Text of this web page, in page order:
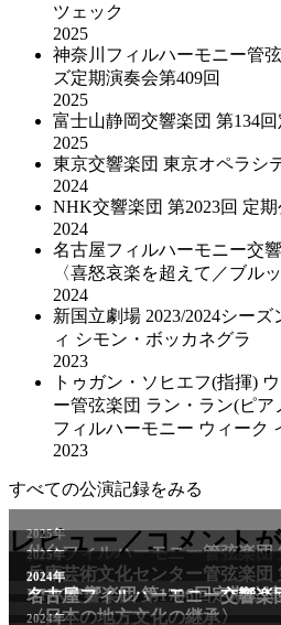
ツェック
2025
神奈川フィルハーモニー管
ズ定期演奏会第409回
2025
富士山静岡交響楽団 第134
2025
東京交響楽団 東京オペラシ
2024
NHK交響楽団 第2023回 定
2024
名古屋フィルハーモニー交
〈喜怒哀楽を超えて／ブル
2024
新国立劇場 2023/2024シー
ィ シモン・ボッカネグラ
2023
トゥガン・ソヒエフ(指揮)
ー管弦楽団 ラン・ラン(ピア
フィルハーモニー ウィーク
2023
すべての公演記録をみる
レビュー／コメント
2025年
仙台フィルハーモニー管弦楽団
2025年
兵庫芸術文化センター管弦楽団
2011年
NHK交響楽団 第1706回定期公
2024年
名古屋フィルハーモニー交響楽
〈日本の地方文化の継承〉
2024年